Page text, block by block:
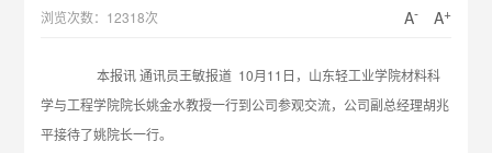
浏览次数：12318次 A- A+
本报讯 通讯员王敏报道 10月11日，山东轻工业学院材料科
学与工程学院院长姚金水教授一行到公司参观交流，公司副总经理胡兆
平接待了姚院长一行。